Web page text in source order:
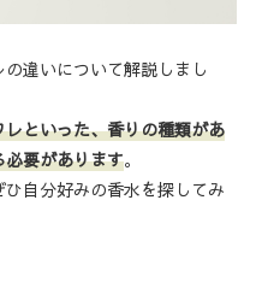
違いについて解説しまし
といった、香りの種類があ
要があります。
自分好みの香水を探してみ